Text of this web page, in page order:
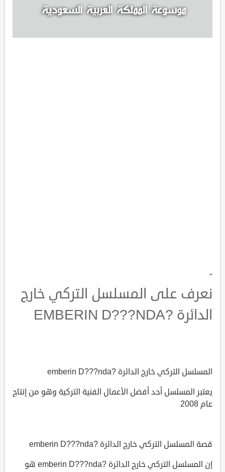
"
نعرف على المسلسل التركي خارج
الدائرة ?EMBERIN D???NDA
المسلسل التركي خارج الدائرة ?emberin D???nda
يعتبر المسلسل أحد أفضل الأعمال الفنية التركية وهو من إنتاج
عام 2008
قصة المسلسل التركي خارج الدائرة ?emberin D???nda
إن المسلسل التركي خارج الدائرة ?emberin D???nda هو